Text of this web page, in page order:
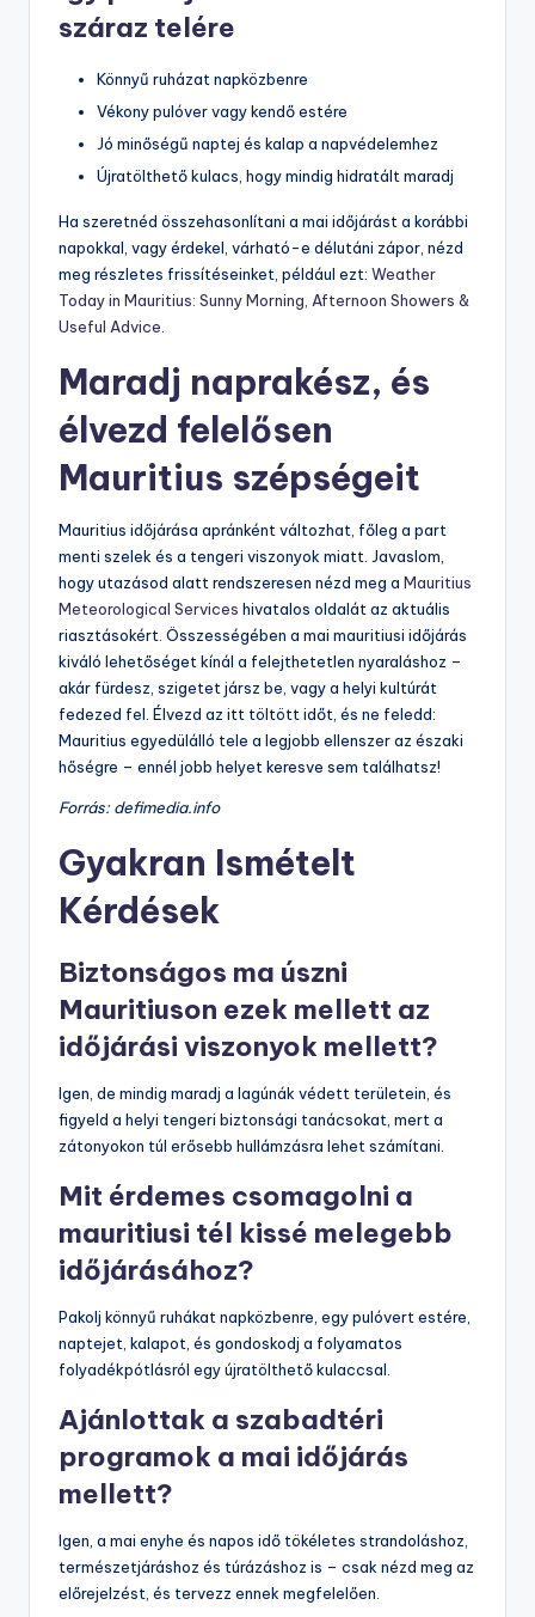
száraz telére
Könnyű ruházat napközbenre
Vékony pulóver vagy kendő estére
Jó minőségű naptej és kalap a napvédelemhez
Újratölthető kulacs, hogy mindig hidratált maradj
Ha szeretnéd összehasonlítani a mai időjárást a korábbi
napokkal, vagy érdekel, várható-e délutáni zápor, nézd
meg részletes frissítéseinket, például ezt: Weather
Today in Mauritius: Sunny Morning, Afternoon Showers &
Useful Advice.
Maradj naprakész, és
élvezd felelősen
Mauritius szépségeit
Mauritius időjárása apránként változhat, főleg a part
menti szelek és a tengeri viszonyok miatt. Javaslom,
hogy utazásod alatt rendszeresen nézd meg a Mauritius
Meteorological Services hivatalos oldalát az aktuális
riasztásokért. Összességében a mai mauritiusi időjárás
kiváló lehetőséget kínál a felejthetetlen nyaraláshoz –
akár fürdesz, szigetet jársz be, vagy a helyi kultúrát
fedezed fel. Élvezd az itt töltött időt, és ne feledd:
Mauritius egyedülálló tele a legjobb ellenszer az északi
hőségre – ennél jobb helyet keresve sem találhatsz!
Forrás: defimedia.info
Gyakran Ismételt
Kérdések
Biztonságos ma úszni
Mauritiuson ezek mellett az
időjárási viszonyok mellett?
Igen, de mindig maradj a lagúnák védett területein, és
figyeld a helyi tengeri biztonsági tanácsokat, mert a
zátonyokon túl erősebb hullámzásra lehet számítani.
Mit érdemes csomagolni a
mauritiusi tél kissé melegebb
időjárásához?
Pakolj könnyű ruhákat napközbenre, egy pulóvert estére,
naptejet, kalapot, és gondoskodj a folyamatos
folyadékpótlásról egy újratölthető kulaccsal.
Ajánlottak a szabadtéri
programok a mai időjárás
mellett?
Igen, a mai enyhe és napos idő tökéletes strandoláshoz,
természetjáráshoz és túrázáshoz is – csak nézd meg az
előrejelzést, és tervezz ennek megfelelően.